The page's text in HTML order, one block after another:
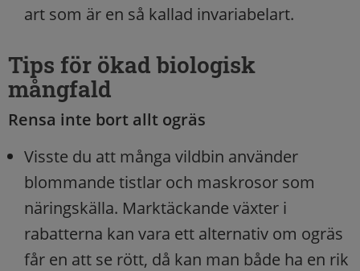
art som är en så kallad invariabelart.
Tips för ökad biologisk
mångfald
Rensa inte bort allt ogräs
Visste du att många vildbin använder
blommande tistlar och maskrosor som
näringskälla. Marktäckande växter i
rabatterna kan vara ett alternativ om ogräs
får en att se rött, då kan man både ha en rik